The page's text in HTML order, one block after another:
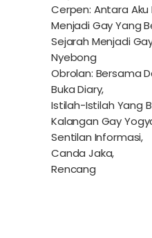
Cerpen: Antara Aku
Menjadi Gay Yang
Sejarah Menjadi
Nyebong
Obrolan: Bersama
Buka Diary,
Istilah-Istilah Yang
Kalangan Gay
Sentilan Informasi,
Canda Jaka,
Rencang